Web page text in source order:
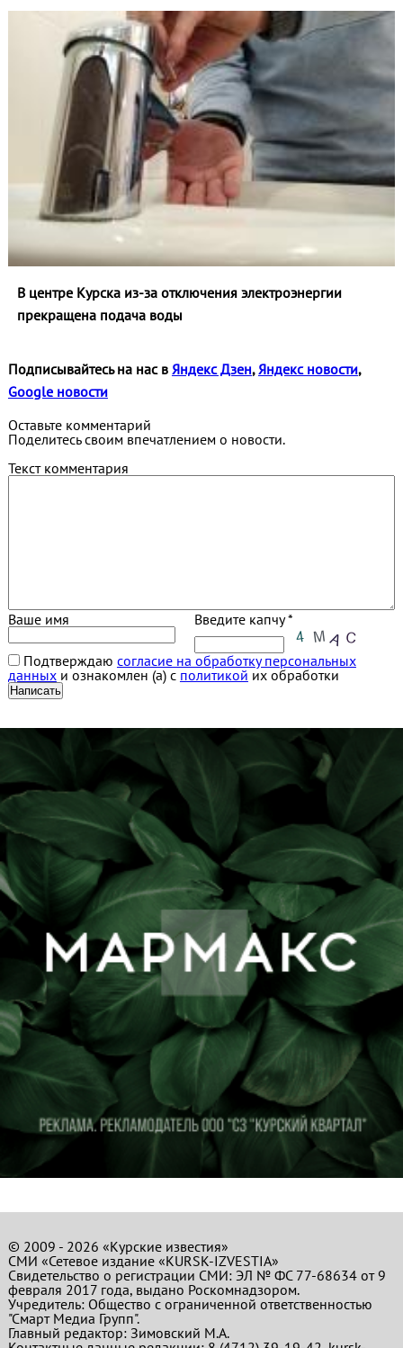
В центре Курска из‑за отключения электроэнергии
прекращена подача воды
Подписывайтесь на нас в Яндекс Дзен,Яндекс новости,
Google новости
Оставьте комментарий
Поделитесь своим впечатлением о новости.
Текст комментария
Ваше имя Введите капчу *
Подтверждаю согласие на обработку персональных
данныхи ознакомлен (а) с политикой их обработки
© 2009 - 2026 «Курские известия»
СМИ «Сетевое издание «KURSK-IZVESTIA»
Свидетельство о регистрации СМИ: ЭЛ № ФС 77-68634 от 9
февраля 2017 года, выдано Роскомнадзором.
Учредитель: Общество с ограниченной ответственностью
"Смарт Медиа Групп".
Главный редактор:Зимовский М.А.